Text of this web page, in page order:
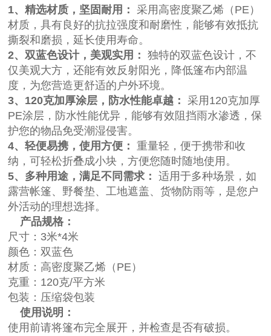
1、精选材质，坚固耐用： 采用高密度聚乙烯（PE）
材质，具有良好的抗拉强度和耐磨性，能够有效抵抗
撕裂和磨损，延长使用寿命。
2、双蓝色设计，美观实用： 独特的双蓝色设计，不
仅美观大方，还能有效反射阳光，降低篷布内部温
度，为您营造更舒适的户外环境。
3、120克加厚涂层，防水性能卓越： 采用120克加厚
PE涂层，防水性能优异，能够有效阻挡雨水渗透，保
护您的物品免受潮湿侵害。
4、轻便易携，使用方便： 重量轻，便于携带和收
纳，可轻松折叠成小块，方便您随时随地使用。
5、多种用途，满足不同需求： 适用于多种场景，如
露营帐篷、野餐垫、工地遮盖、货物防雨等，是您户
外活动的理想选择。
产品规格：
尺寸：3米*4米
颜色：双蓝色
材质：高密度聚乙烯（PE）
克重：120克/平方米
包装：压缩袋包装
使用说明：
使用前请将篷布完全展开，并检查是否有破损。